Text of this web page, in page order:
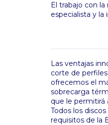
El trabajo con
especialista y
Las ventajas
corte de
ofrecemos el
sobrecarga
que le permitirá
Todos los
requisitos de la